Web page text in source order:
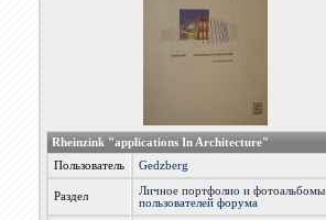
Rheinzink "applications In Architecture"
Пользователь
Gedzberg
Раздел
Личное портфолио и фотоальбомы
пользователей форума